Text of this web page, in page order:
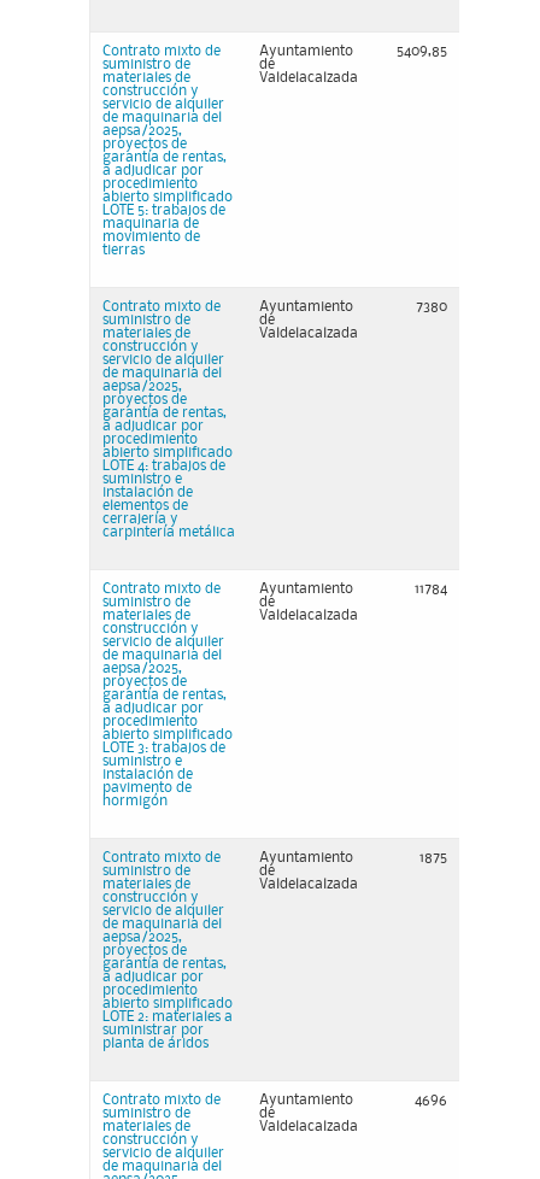
Contrato mixto de
suministro de
materiales de
construcción y
servicio de alquiler
de maquinaria del
aepsa/2025,
proyectos de
garantía de rentas,
a adjudicar por
procedimiento
abierto simplificado
LOTE 5: trabajos de
maquinaria de
movimiento de
tierras
Ayuntamiento
de
Valdelacalzada
5409,85
Contrato mixto de
suministro de
materiales de
construcción y
servicio de alquiler
de maquinaria del
aepsa/2025,
proyectos de
garantía de rentas,
a adjudicar por
procedimiento
abierto simplificado
LOTE 4: trabajos de
suministro e
instalación de
elementos de
cerrajería y
carpintería metálica
Ayuntamiento
de
Valdelacalzada
7380
Contrato mixto de
suministro de
materiales de
construcción y
servicio de alquiler
de maquinaria del
aepsa/2025,
proyectos de
garantía de rentas,
a adjudicar por
procedimiento
abierto simplificado
LOTE 3: trabajos de
suministro e
instalación de
pavimento de
hormigón
Ayuntamiento
de
Valdelacalzada
11784
Contrato mixto de
suministro de
materiales de
construcción y
servicio de alquiler
de maquinaria del
aepsa/2025,
proyectos de
garantía de rentas,
a adjudicar por
procedimiento
abierto simplificado
LOTE 2: materiales a
suministrar por
planta de áridos
Ayuntamiento
de
Valdelacalzada
1875
Contrato mixto de
suministro de
materiales de
construcción y
servicio de alquiler
de maquinaria del
Ayuntamiento
de
Valdelacalzada
4696